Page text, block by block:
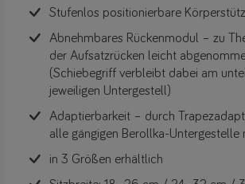
Stufenlos positionierbare
Abnehmbares Rückenmodul – zu
der Aufsatzrücken leicht
(Schiebegriff verbleibt dabei am
jeweiligen Untergestell)
Adaptierbarkeit – durch
alle gängigen Berollka-Untergestelle
in 3 Größen erhältlich